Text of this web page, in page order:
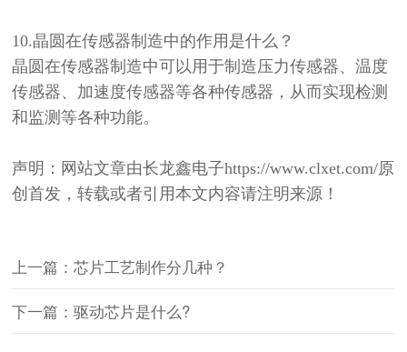
10.晶圆在传感器制造中的作用是什么？
晶圆在传感器制造中可以用于制造压力传感器、温度
传感器、加速度传感器等各种传感器，从而实现检测
和监测等各种功能。
声明：网站文章由长龙鑫电子https://www.clxet.com/原
创首发，转载或者引用本文内容请注明来源！
上一篇：芯片工艺制作分几种？
下一篇：驱动芯片是什么?